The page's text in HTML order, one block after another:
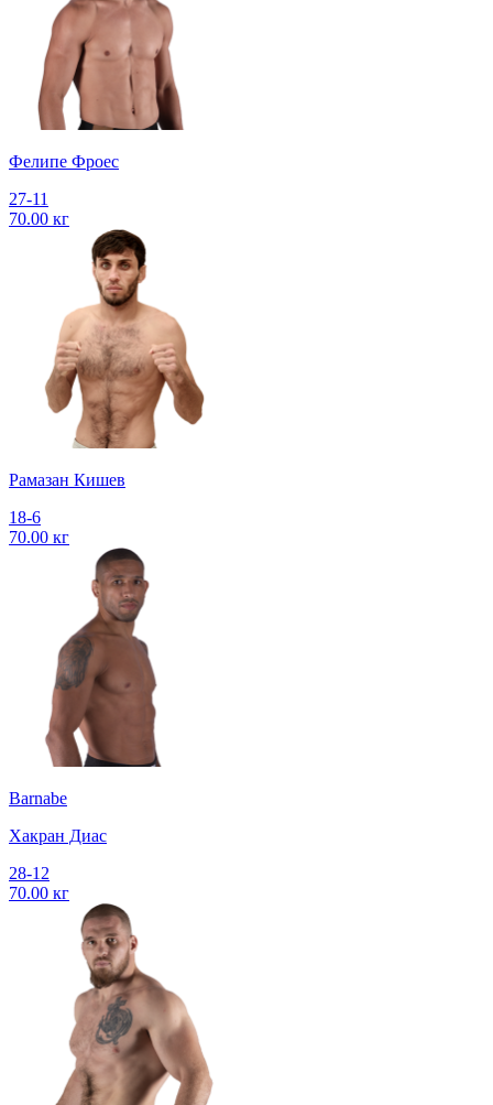
Фелипе Фроес
27-11
70.00 кг
Рамазан Кишев
18-6
70.00 кг
Barnabe
Хакран Диас
28-12
70.00 кг